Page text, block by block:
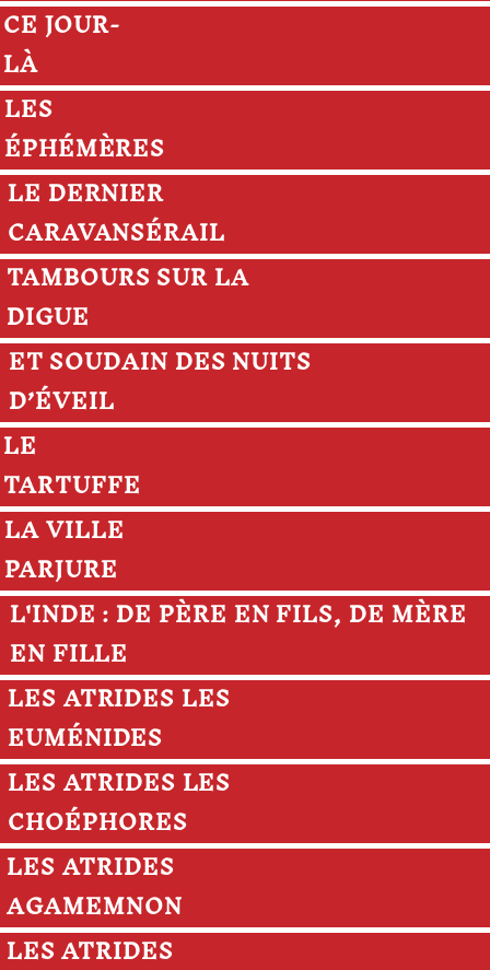
CE JOUR-
LÀ
LES
ÉPHÉMÈRES
LE DERNIER
CARAVANSÉRAIL
TAMBOURS SUR LA
DIGUE
ET SOUDAIN DES NUITS
D’ÉVEIL
LE
TARTUFFE
LA VILLE
PARJURE
L'INDE : DE PÈRE EN FILS, DE MÈRE
EN FILLE
LES ATRIDES LES
EUMÉNIDES
LES ATRIDES LES
CHOÉPHORES
LES ATRIDES
AGAMEMNON
LES ATRIDES